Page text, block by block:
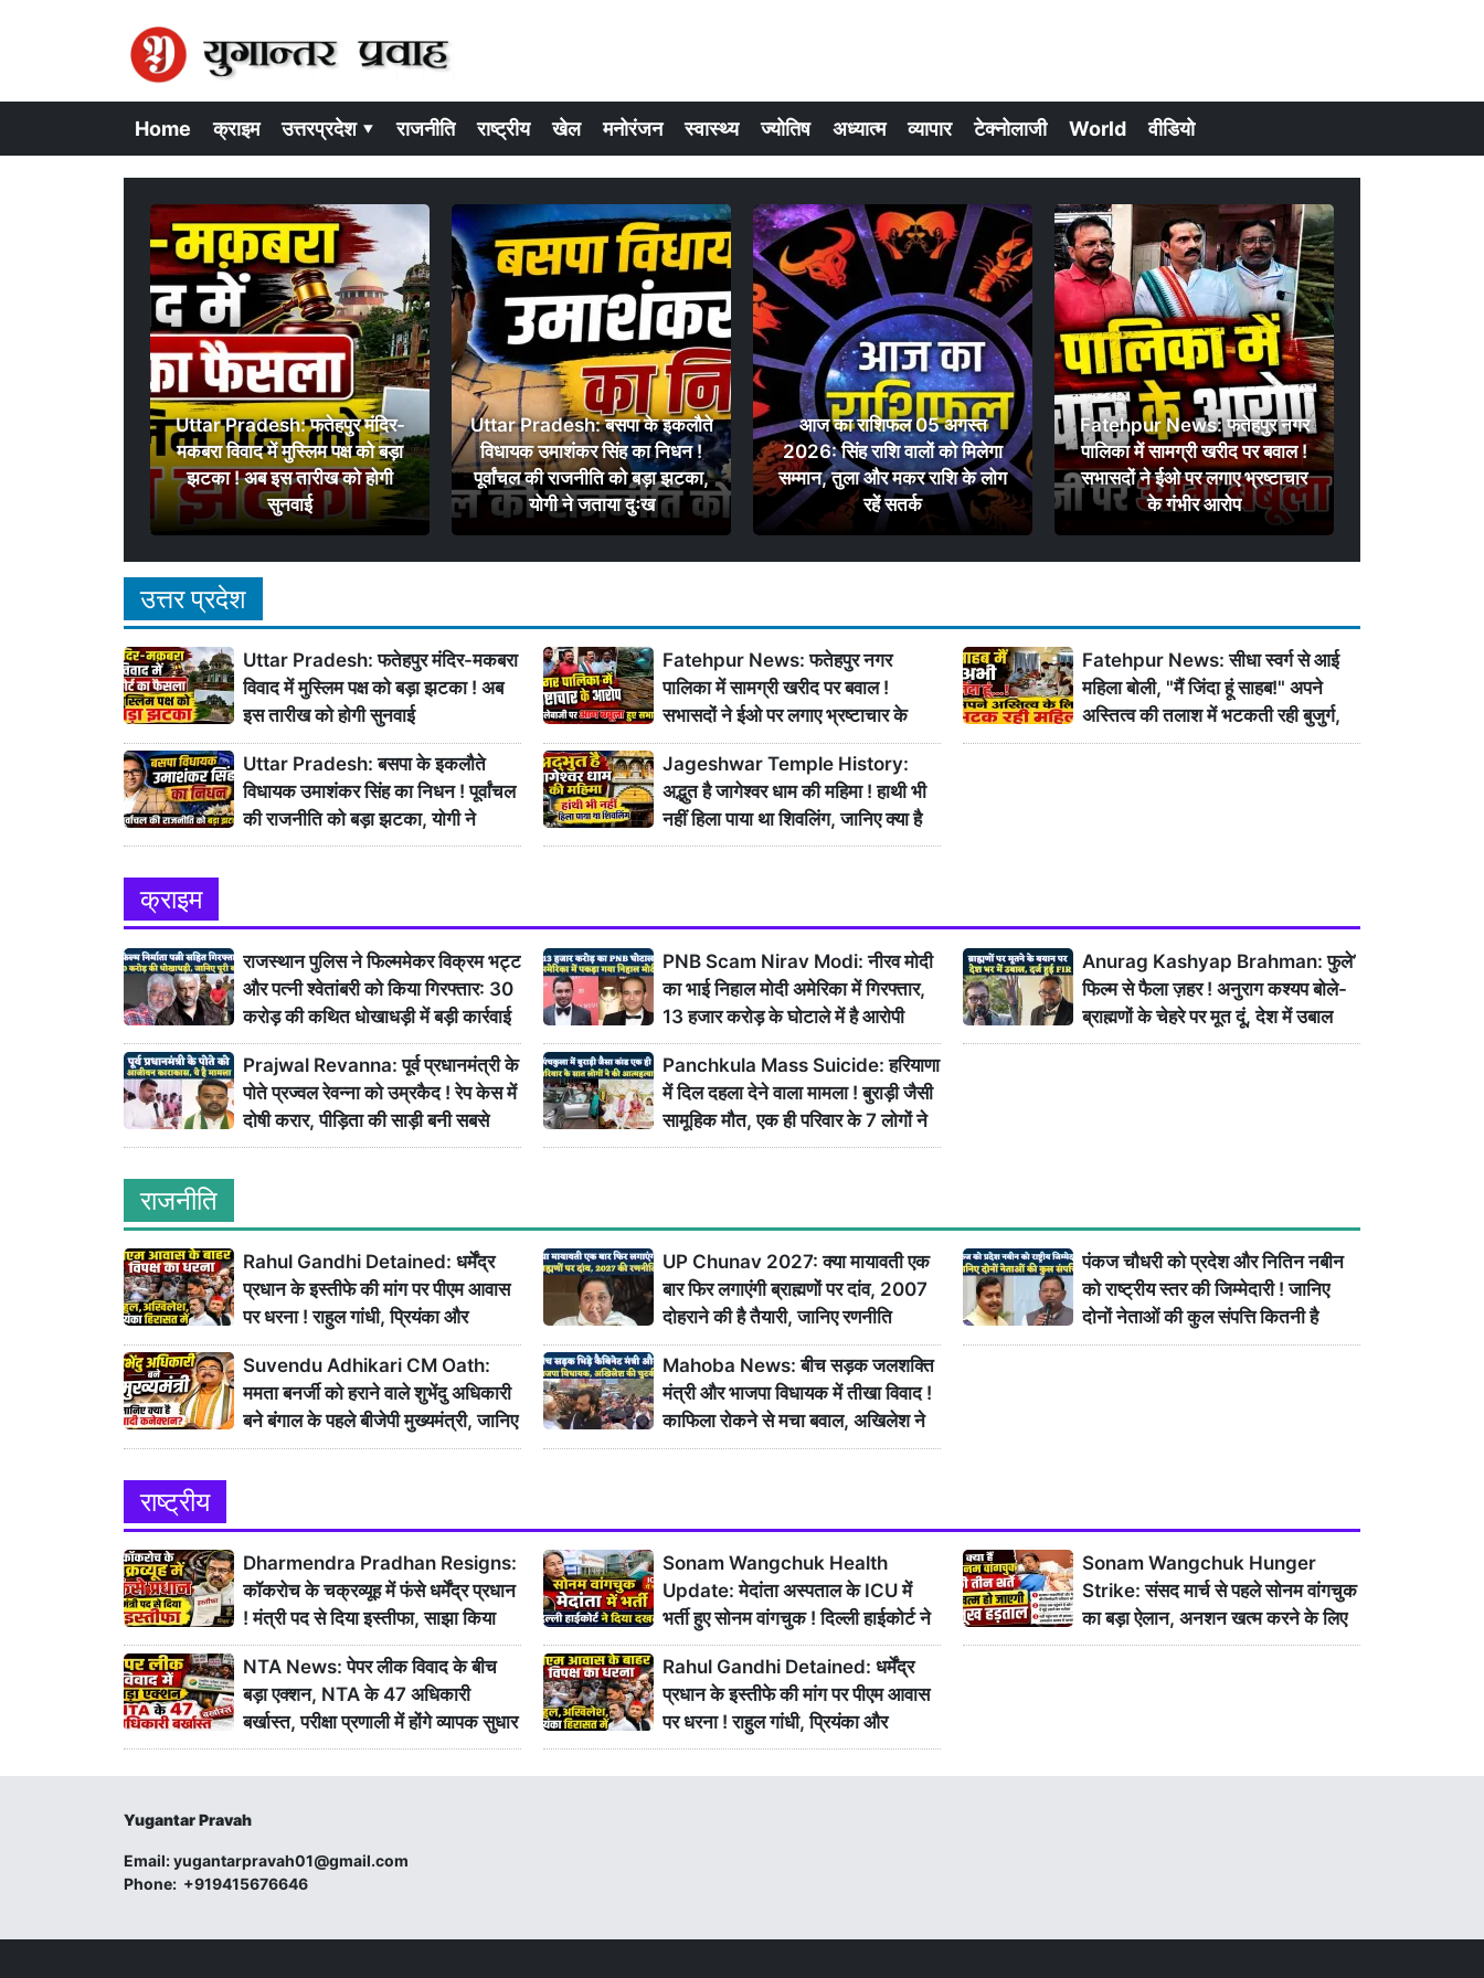
Home क्राइम उत्तरप्रदेश ▾ राजनीति राष्ट्रीय खेल मनोरंजन स्वास्थ्य ज्योतिष अध्यात्म व्यापार टेक्नोलाजी World वीडियो
Uttar Pradesh: फतेहपुर मंदिर-
मकबरा विवाद में मुस्लिम पक्ष को बड़ा
झटका ! अब इस तारीख को होगी
सुनवाई
Uttar Pradesh: बसपा के इकलौते
विधायक उमाशंकर सिंह का निधन !
पूर्वांचल की राजनीति को बड़ा झटका,
योगी ने जताया दुःख
आज का राशिफल 05 अगस्त
2026: सिंह राशि वालों को मिलेगा
सम्मान, तुला और मकर राशि के लोग
रहें सतर्क
Fatehpur News: फतेहपुर नगर
पालिका में सामग्री खरीद पर बवाल !
सभासदों ने ईओ पर लगाए भ्रष्टाचार
के गंभीर आरोप
उत्तर प्रदेश
Uttar Pradesh: फतेहपुर मंदिर-मकबरा
विवाद में मुस्लिम पक्ष को बड़ा झटका ! अब
इस तारीख को होगी सुनवाई
Uttar Pradesh: बसपा के इकलौते
विधायक उमाशंकर सिंह का निधन ! पूर्वांचल
की राजनीति को बड़ा झटका, योगी ने
जताया दुःख
Fatehpur News: फतेहपुर नगर
पालिका में सामग्री खरीद पर बवाल !
सभासदों ने ईओ पर लगाए भ्रष्टाचार के
गंभीर आरोप
Jageshwar Temple History:
अद्भुत है जागेश्वर धाम की महिमा ! हाथी भी
नहीं हिला पाया था शिवलिंग, जानिए क्या है
इसका इतिहास
Fatehpur News: सीधा स्वर्ग से आई
महिला बोली, "मैं जिंदा हूं साहब!" अपने
अस्तित्व की तलाश में भटकती रही बुजुर्ग,
एसडीएम ने दिए जांच के आदेश
क्राइम
राजस्थान पुलिस ने फिल्ममेकर विक्रम भट्ट
और पत्नी श्वेतांबरी को किया गिरफ्तार: 30
करोड़ की कथित धोखाधड़ी में बड़ी कार्रवाई
Prajwal Revanna: पूर्व प्रधानमंत्री के
पोते प्रज्वल रेवन्ना को उम्रकैद ! रेप केस में
दोषी करार, पीड़िता की साड़ी बनी सबसे
अहम सबूत
PNB Scam Nirav Modi: नीरव मोदी
का भाई निहाल मोदी अमेरिका में गिरफ्तार,
13 हजार करोड़ के घोटाले में है आरोपी
Panchkula Mass Suicide: हरियाणा
में दिल दहला देने वाला मामला ! बुराड़ी जैसी
सामूहिक मौत, एक ही परिवार के 7 लोगों ने
खाया ज़हर
Anurag Kashyap Brahman: फुले’
फिल्म से फैला ज़हर ! अनुराग कश्यप बोले-
ब्राह्मणों के चेहरे पर मूत दूं, देश में उबाल
राजनीति
Rahul Gandhi Detained: धर्मेंद्र
प्रधान के इस्तीफे की मांग पर पीएम आवास
पर धरना ! राहुल गांधी, प्रियंका और
अखिलेश यादव हिरासत में
Suvendu Adhikari CM Oath:
ममता बनर्जी को हराने वाले शुभेंदु अधिकारी
बने बंगाल के पहले बीजेपी मुख्यमंत्री, जानिए
क्यों अब तक नहीं की शादी
UP Chunav 2027: क्या मायावती एक
बार फिर लगाएंगी ब्राह्मणों पर दांव, 2007
दोहराने की है तैयारी, जानिए रणनीति
Mahoba News: बीच सड़क जलशक्ति
मंत्री और भाजपा विधायक में तीखा विवाद !
काफिला रोकने से मचा बवाल, अखिलेश ने
ली चुटकी
पंकज चौधरी को प्रदेश और नितिन नबीन
को राष्ट्रीय स्तर की जिम्मेदारी ! जानिए
दोनों नेताओं की कुल संपत्ति कितनी है
राष्ट्रीय
Dharmendra Pradhan Resigns:
कॉकरोच के चक्रव्यूह में फंसे धर्मेंद्र प्रधान
! मंत्री पद से दिया इस्तीफा, साझा किया
संदेश
NTA News: पेपर लीक विवाद के बीच
बड़ा एक्शन, NTA के 47 अधिकारी
बर्खास्त, परीक्षा प्रणाली में होंगे व्यापक सुधार
Sonam Wangchuk Health
Update: मेदांता अस्पताल के ICU में
भर्ती हुए सोनम वांगचुक ! दिल्ली हाईकोर्ट ने
दिया दख़ल
Rahul Gandhi Detained: धर्मेंद्र
प्रधान के इस्तीफे की मांग पर पीएम आवास
पर धरना ! राहुल गांधी, प्रियंका और
अखिलेश यादव हिरासत में
Sonam Wangchuk Hunger
Strike: संसद मार्च से पहले सोनम वांगचुक
का बड़ा ऐलान, अनशन खत्म करने के लिए
रखीं तीन शर्तें
Yugantar Pravah
Email:yugantarpravah01@gmail.com
Phone: +919415676646